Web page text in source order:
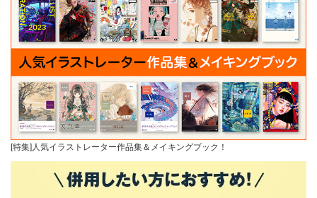
[特集]人気イラストレーター作品集＆メイキングブック！